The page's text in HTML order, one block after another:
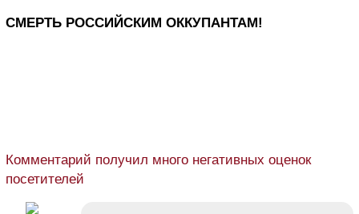
СМЕРТЬ РОССИЙСКИМ ОККУПАНТАМ!
Комментарий получил много негативных оценок
посетителей